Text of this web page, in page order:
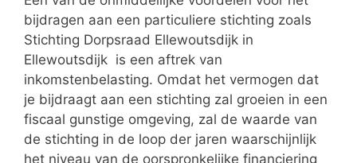
bijdragen aan een particuliere stichting zoals
Stichting Dorpsraad Ellewoutsdijk in
Ellewoutsdijk is een aftrek van
inkomstenbelasting. Omdat het vermogen dat
je bijdraagt aan een stichting zal groeien in een
fiscaal gunstige omgeving, zal de waarde van
de stichting in de loop der jaren waarschijnlijk
het niveau van de oorspronkelijke financiering